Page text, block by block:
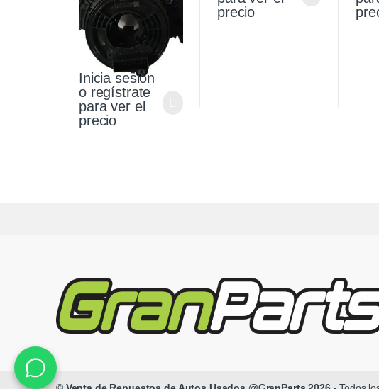
Inicia sesión
o regístrate
para ver el
precio
precio